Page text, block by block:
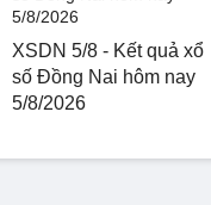
XSDN 5/8 - Kết quả xổ
số Đồng Nai hôm nay
5/8/2026